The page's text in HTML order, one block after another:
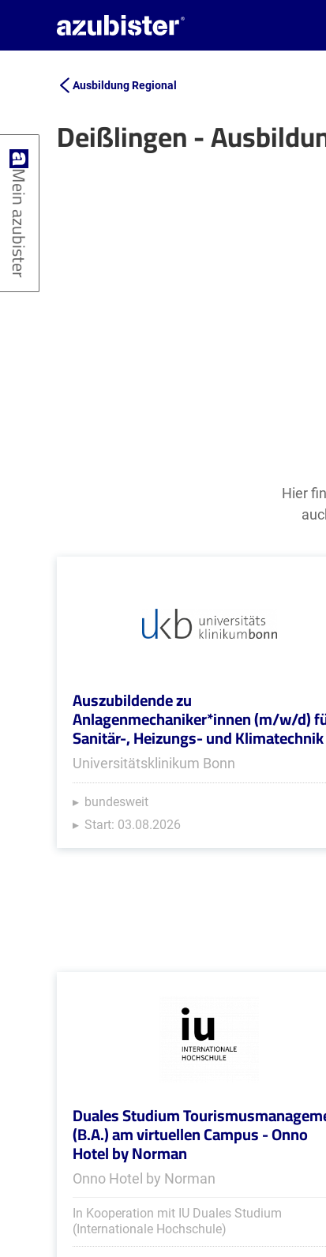
Ausbildung Regional
Deißlingen -
Hier
Auszubildende zu
Anlagenmechaniker*innen (m/w/d)
Sanitär-, Heizungs- und Klimatechnik
Universitätsklinikum Bonn
bundesweit
Start: 03.08.2026
Duales Studium
(B.A.) am virtuellen Campus - Onno
Hotel by Norman
Onno Hotel by Norman
In Kooperation mit IU Duales Studium
(Internationale Hochschule)
Mein azubister